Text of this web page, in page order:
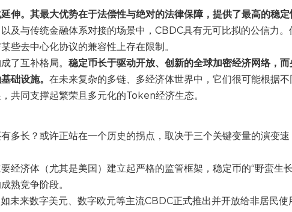
伸。其最大优势在于法偿性与绝对的法律保障，提供了最高的稳定
及与传统金融体系对接的场景中，CBDC具有无可比拟的公信力。
些去中心化协议的兼容性上存在限制。
了互补格局。 稳定币长于驱动开放、创新的全球加密经济网络，而
础设施。 在未来复杂的多链、多经济体世界中，它们很可能根据不
共同支撑起繁荣且多元化的Token经济生态。
多长？或许正站在一个历史的拐点，取决于三个关键变量的演变速
经济体（尤其是美国）建立起严格的监管框架，稳定币的“野蛮生
熟竞争阶段。
未来数字美元、数字欧元等主流CBDC正式推出并开放给非居民使